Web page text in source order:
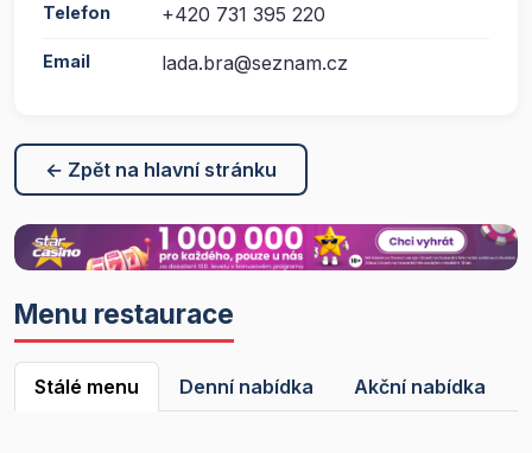
Telefon +420 731 395 220
Email lada.bra@seznam.cz
← Zpět na hlavní stránku
Menu restaurace
Stálé menu Denní nabídka Akční nabídka